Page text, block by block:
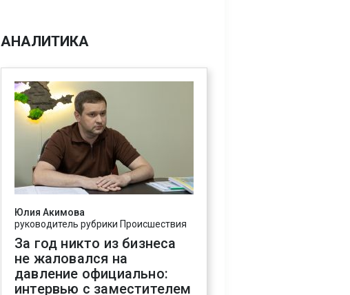
АНАЛИТИКА
Юлия Акимова
руководитель рубрики Происшествия
За год никто из бизнеса
не жаловался на
давление официально:
интервью с заместителем